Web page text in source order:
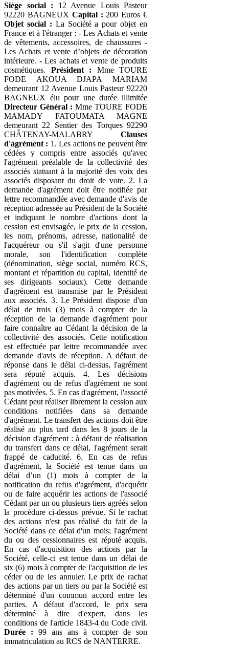
Siège social : 12 Avenue Louis Pasteur
92220 BAGNEUX Capital : 200 Euros €
Objet social : La Société a pour objet en
France et à l'étranger : - Les Achats et vente
de vêtements, accessoires, de chaussures -
Les Achats et vente d’objets de décoration
intérieure. - Les achats et vente de produits
cosmétiques. Président : Mme TOURE
FODE AKOUA DJAPA MARIAM
demeurant 12 Avenue Louis Pasteur 92220
BAGNEUX élu pour une durée illimitée
Directeur Général : Mme TOURE FODE
MAMADY FATOUMATA MAGNE
demeurant 22 Sentier des Torques 92290
CHÂTENAY-MALABRY Clauses
d'agrément : 1. Les actions ne peuvent être
cédées y compris entre associés qu'avec
l'agrément préalable de la collectivité des
associés statuant à la majorité des voix des
associés disposant du droit de vote. 2. La
demande d'agrément doit être notifiée par
lettre recommandée avec demande d'avis de
réception adressée au Président de la Société
et indiquant le nombre d'actions dont la
cession est envisagée, le prix de la cession,
les nom, prénoms, adresse, nationalité de
l'acquéreur ou s'il s'agit d'une personne
morale, son l'identification complète
(dénomination, siège social, numéro RCS,
montant et répartition du capital, identité de
ses dirigeants sociaux). Cette demande
d'agrément est transmise par le Président
aux associés. 3. Le Président dispose d'un
délai de trois (3) mois à compter de la
réception de la demande d'agrément pour
faire connaître au Cédant la décision de la
collectivité des associés. Cette notification
est effectuée par lettre recommandée avec
demande d'avis de réception. A défaut de
réponse dans le délai ci-dessus, l'agrément
sera réputé acquis. 4. Les décisions
d'agrément ou de refus d'agrément ne sont
pas motivées. 5. En cas d'agrément, l'associé
Cédant peut réaliser librement la cession aux
conditions notifiées dans sa demande
d'agrément. Le transfert des actions doit être
réalisé au plus tard dans les 8 jours de la
décision d'agrément : à défaut de réalisation
du transfert dans ce délai, l'agrément serait
frappé de caducité. 6. En cas de refus
d'agrément, la Société est tenue dans un
délai d’un (1) mois à compter de la
notification du refus d'agrément, d'acquérir
ou de faire acquérir les actions de l'associé
Cédant par un ou plusieurs tiers agréés selon
la procédure ci-dessus prévue. Si le rachat
des actions n'est pas réalisé du fait de la
Société dans ce délai d'un mois; l'agrément
du ou des cessionnaires est réputé acquis.
En cas d'acquisition des actions par la
Société, celle-ci est tenue dans un délai de
six (6) mois à compter de l'acquisition de les
céder ou de les annuler. Le prix de rachat
des actions par un tiers ou par la Société est
déterminé d'un commun accord entre les
parties. A défaut d'accord, le prix sera
déterminé à dire d'expert, dans les
conditions de l'article 1843-4 du Code civil.
Durée : 99 ans ans à compter de son
immatriculation au RCS de NANTERRE.